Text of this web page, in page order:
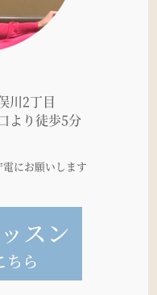
川2丁目
より徒歩5分
にお願いします
スン
ちら